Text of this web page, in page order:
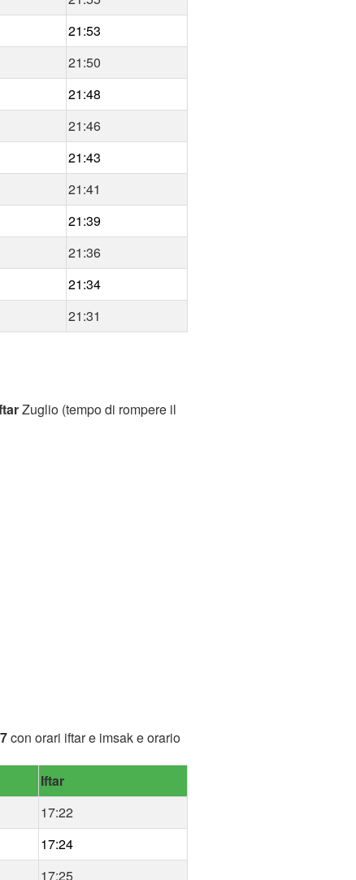
21:53
21:50
21:48
21:46
21:43
21:41
21:39
21:36
21:34
21:31
Zuglio (tempo di rompere il
con orari iftar e imsak e orario
Iftar
17:22
17:24
17:25